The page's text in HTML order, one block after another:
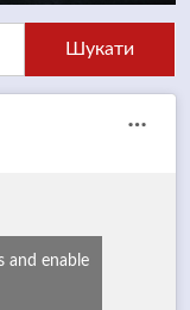
and enable